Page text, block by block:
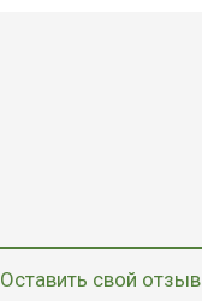
Оставить свой отзыв